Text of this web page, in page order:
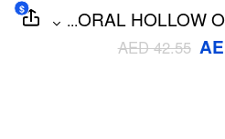
FLORAL HOLLOW
...
AED 42.55
$